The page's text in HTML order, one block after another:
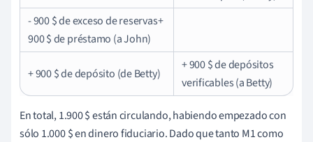
- 900 $ de exceso de reservas+
900 $ de préstamo (a John)
+ 900 $ de depósito (de Betty)
+ 900 $ de depósitos
verificables (a Betty)
En total, 1.900 $ están circulando, habiendo empezado con
sólo 1.000 $ en dinero fiduciario. Dado que tanto M1 como